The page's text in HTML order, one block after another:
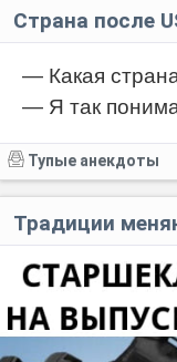
Страна после
— Какая
— Я так
Тупые анекдоты
Традиции